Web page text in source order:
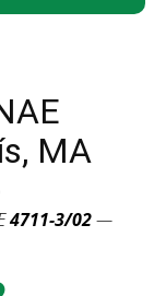
MA
4711-3/02—